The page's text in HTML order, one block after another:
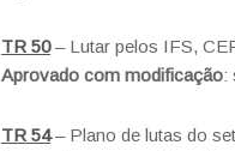
TR 50– Lutar pelos IFS,
Aprovado com modificação:
TR 54– Plano de lutas do